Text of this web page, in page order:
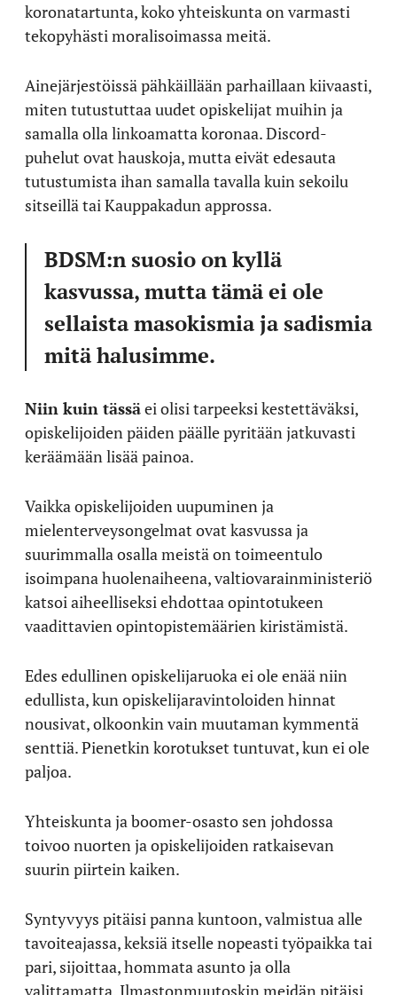
koronatartunta, koko yhteiskunta on varmasti
tekopyhästi moralisoimassa meitä.
Ainejärjestöissä pähkäillään parhaillaan kiivaasti,
miten tutustuttaa uudet opiskelijat muihin ja
samalla olla linkoamatta koronaa. Discord-
puhelut ovat hauskoja, mutta eivät edesauta
tutustumista ihan samalla tavalla kuin sekoilu
sitseillä tai Kauppakadun approssa.
BDSM:n suosio on kyllä
kasvussa, mutta tämä ei ole
sellaista masokismia ja sadismia
mitä halusimme.
Niin kuin tässäei olisi tarpeeksi kestettäväksi,
opiskelijoiden päiden päälle pyritään jatkuvasti
keräämään lisää painoa.
Vaikka opiskelijoiden uupuminen ja
mielenterveysongelmat ovat kasvussa ja
suurimmalla osalla meistä on toimeentulo
isoimpana huolenaiheena, valtiovarainministeriö
katsoi aiheelliseksi ehdottaa opintotukeen
vaadittavien opintopistemäärien kiristämistä.
Edes edullinen opiskelijaruoka ei ole enää niin
edullista, kun opiskelijaravintoloiden hinnat
nousivat, olkoonkin vain muutaman kymmentä
senttiä. Pienetkin korotukset tuntuvat, kun ei ole
paljoa.
Yhteiskunta ja boomer-osasto sen johdossa
toivoo nuorten ja opiskelijoiden ratkaisevan
suurin piirtein kaiken.
Syntyvyys pitäisi panna kuntoon, valmistua alle
tavoiteajassa, keksiä itselle nopeasti työpaikka tai
pari, sijoittaa, hommata asunto ja olla
valittamatta. Ilmastonmuutoskin meidän pitäisi